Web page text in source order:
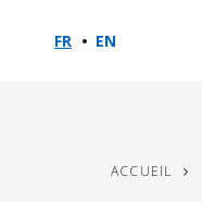
FR EN
ACCUEIL